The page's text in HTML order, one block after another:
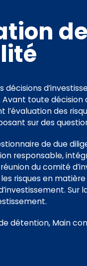
décisions
toute décision
l’évaluation des
sur des
de due
responsable,
du comité
risques en
détention, Main